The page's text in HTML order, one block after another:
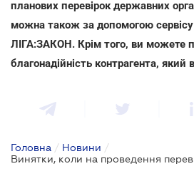
планових перевірок державних
можна також за допомогою сервісу
ЛІГА:ЗАКОН. Крім того, ви можете
благонадійність контрагента, який
Головна / Новини /